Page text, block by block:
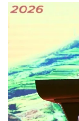
THỜI BÁO VTV
Cơ quan chủ quản:
Cơ quan báo chí:
Giấy phép hoạt động
cấp ngày 29/12/2023
Tổng Biên tập:Vũ